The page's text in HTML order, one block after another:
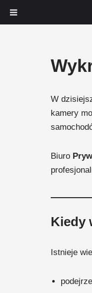
W
kamery
Biuro
Kiedy
Istnieje